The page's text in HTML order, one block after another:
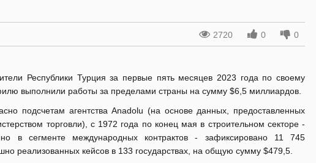
2720 0 0
Республики Турция за первые пять месяцев 2023 года по своему
выполнили работы за пределами страны на сумму $6,5 миллиардов.
подсчетам агентства Anadolu (на основе данных, предоставленных
торговли), с 1972 года по конец мая в строительном секторе -
в сегменте международных контрактов - зафиксировано 11 745
реализованных кейсов в 133 государствах, на общую сумму $479,5.